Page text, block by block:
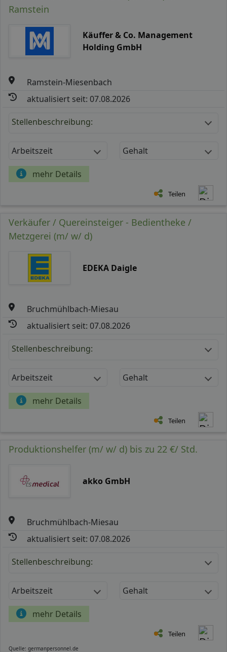
Ramstein
Käuffer & Co. Management
Holding GmbH
Ramstein-Miesenbach
aktualisiert seit: 07.08.2026
Stellenbeschreibung:
Arbeitszeit Gehalt
mehr Details
Teilen
Verkäufer / Quereinsteiger - Bedientheke /
Metzgerei (m/ w/ d)
EDEKA Daigle
Bruchmühlbach-Miesau
aktualisiert seit: 07.08.2026
Stellenbeschreibung:
Arbeitszeit Gehalt
mehr Details
Teilen
Produktionshelfer (m/ w/ d) bis zu 22 €/ Std.
akko GmbH
Bruchmühlbach-Miesau
aktualisiert seit: 07.08.2026
Stellenbeschreibung:
Arbeitszeit Gehalt
mehr Details
Teilen
Quelle: germanpersonnel.de